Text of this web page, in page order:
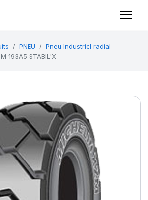
PNEU
Pneu Industriel radial
193A5 STABIL'X